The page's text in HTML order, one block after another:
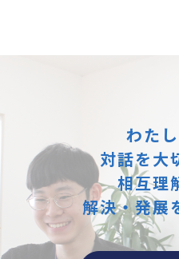
わた
対話を大
相互理
解決・発展